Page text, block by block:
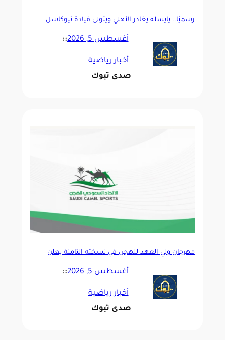
رسميًا.. يايسله يغادر الأهلي ويتولى قيادة نيوكاسل
أغسطس 5, 2026 ::
أخبار رياضية
صدى تبوك
مهرجان ولي العهد للهجن في نسخته الثامنة يعلن
أغسطس 5, 2026 ::
أخبار رياضية
صدى تبوك